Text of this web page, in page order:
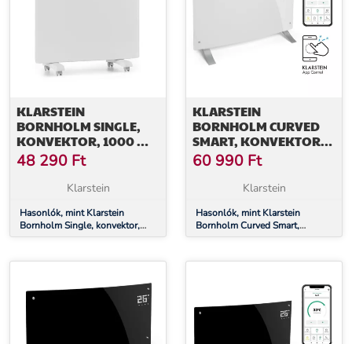
KLARSTEIN
BORNHOLM SINGLE,
KONVEKTOR, 1000 W,
TERMOSZTÁT, IDŐZÍTŐ,
FEHÉR
48 290 Ft
Klarstein
Hasonlók, mint Klarstein
Bornholm Single, konvektor,
1000 W, termosztát, időzítő,
KLARSTEIN
BORNHOLM CURVED
SMART, KONVEKTOR,
2000 W, VEZÉRLÉS
APPLIKÁCIÓN
KERESZTÜL, FEHÉR
60 990 Ft
Klarstein
Hasonlók, mint Klarstein
Bornholm Curved Smart,
konvektor, 2000 W, vezérlés